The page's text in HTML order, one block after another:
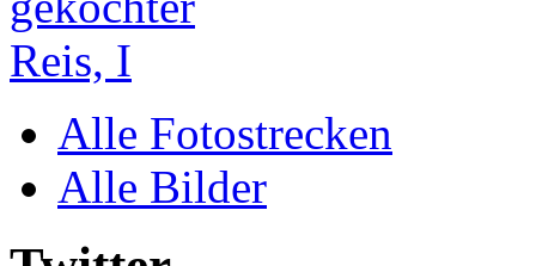
Alle Fotostrecken
Alle Bilder